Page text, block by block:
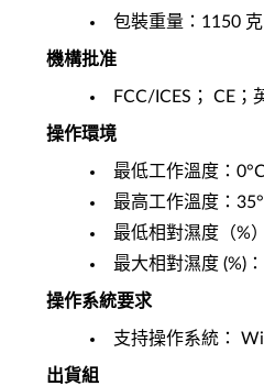
包裝重量：1150 克
機構批准
FCC/ICES； CE；
操作環境
最低工作溫度：
最高工作溫度：
最低相對濕度（%
最大相對濕度 (%)
操作系統要求
支持操作系統：
出貨組